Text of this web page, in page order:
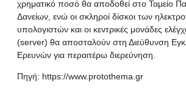
χρηματικό ποσό θα αποδοθεί στο Ταμείο
Δανείων, ενώ οι σκληροί δίσκοι των
υπολογιστών και οι κεντρικές μονάδες
(server) θα αποσταλούν στη Διεύθυνση
Ερευνών για περαιτέρω διερεύνηση.
Πηγή: https://www.protothema.gr